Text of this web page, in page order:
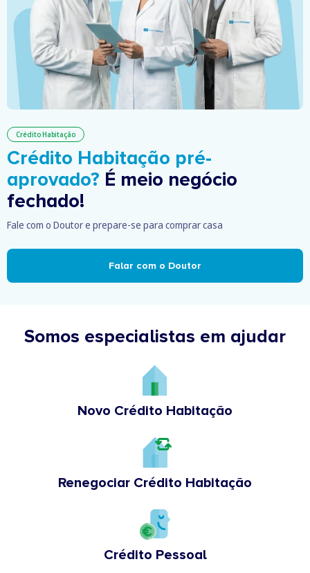
Crédito Habitação
Crédito Habitação pré-
aprovado? É meio negócio
fechado!
Fale com o Doutor e prepare-se para comprar casa
Falar com o Doutor
Somos especialistas em ajudar
Novo Crédito Habitação
Renegociar Crédito Habitação
Crédito Pessoal